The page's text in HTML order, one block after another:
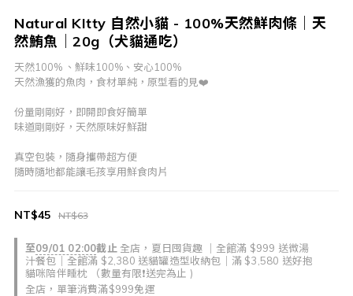
Natural KItty 自然小貓 - 100%天然鮮肉條｜天
然鮪魚｜20g（犬貓通吃）
天然100% 、鮮味100%、安心100%
天然漁獲的魚肉，食材單純，原型看的見❤️
份量剛剛好，即開即食好簡單
味道剛剛好，天然原味好鮮甜
真空包裝，隨身攜帶超方便
隨時隨地都能讓毛孩享用鮮食肉片
至09/01 02:00截止 全店，夏日囤貨趣 ｜全館滿 $999 送微湯
汁餐包｜全館滿 $2,380 送貓罐造型收納包｜滿 $3,580 送好抱
貓咪陪伴睡枕 （數量有限❗送完為止 )
全店，單筆消費滿$999免運
NT$63
NT$45